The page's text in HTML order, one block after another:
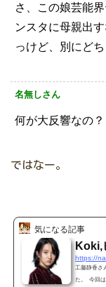
さ、この娘芸能
ンスタに母親出す
っけど、別にど
名無しさん
何が大反響なの？
ではなー。
気になる記事
Koki,
https://
工藤静香さ
た。 今回